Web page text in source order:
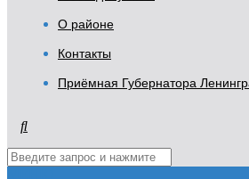
О районе
Контакты
Приёмная Губернатора